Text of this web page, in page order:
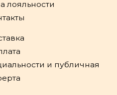
лояльности
и публичная